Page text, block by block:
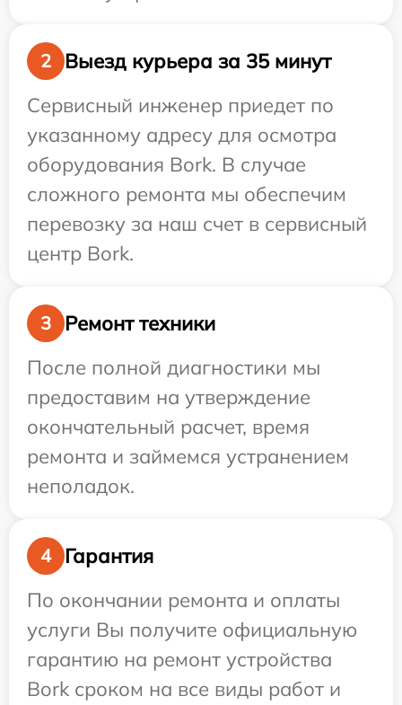
2
Выезд курьера за 35 минут
Сервисный инженер приедет по
указанному адресу для осмотра
оборудования Bork. В случае
сложного ремонта мы обеспечим
перевозку за наш счет в сервисный
центр Bork.
3
Ремонт техники
После полной диагностики мы
предоставим на утверждение
окончательный расчет, время
ремонта и займемся устранением
неполадок.
4
Гарантия
По окончании ремонта и оплаты
услуги Вы получите официальную
гарантию на ремонт устройства
Bork сроком на все виды работ и